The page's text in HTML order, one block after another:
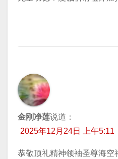
金刚净莲说道：
2025年12月24日 上午5:11
恭敬顶礼精神领袖圣尊海空